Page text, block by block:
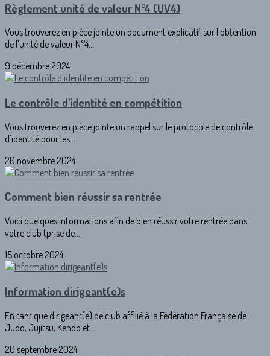
Règlement unité de valeur N°4 (UV4)
Vous trouverez en pièce jointe un document explicatif sur l'obtention
de l'unité de valeur N°4...
9 décembre 2024
Le contrôle d'identité en compétition
Vous trouverez en pièce jointe un rappel sur le protocole de contrôle
d'identité pour les...
20 novembre 2024
Comment bien réussir sa rentrée
Voici quelques informations afin de bien réussir votre rentrée dans
votre club (prise de...
15 octobre 2024
Information dirigeant(e)s
En tant que dirigeant(e) de club affilié à la Fédération Française de
Judo, Jujitsu, Kendo et...
20 septembre 2024